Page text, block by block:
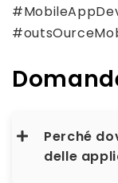
Perché
delle